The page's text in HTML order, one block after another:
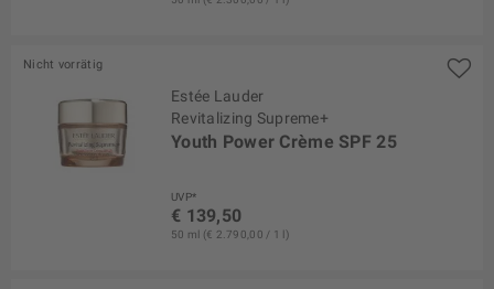
Nicht vorrätig
Estée Lauder
Revitalizing Supreme+
Youth Power Crème SPF 25
UVP*
€ 139,50
50 ml (€ 2.790,00 / 1 l)